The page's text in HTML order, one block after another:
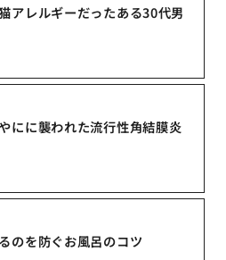
アレルギーだったある30代男
にに襲われた流行性角結膜炎
のを防ぐお風呂のコツ